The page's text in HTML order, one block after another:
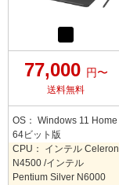
77,000 円〜
送料無料
OS： Windows 11 Home
64ビット版
CPU： インテル Celeron
N4500 /インテル
Pentium Silver N6000